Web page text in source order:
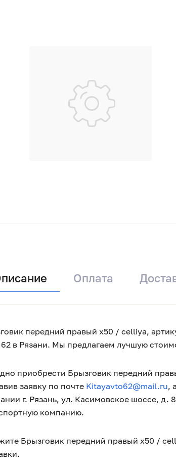
Оплата
передний правый x50 / celliya,
в Рязани. Мы предлагаем лучшую
приобрести Брызговик передний
заявку по почте Kitayavto62@mail.ru,
г. Рязань, ул. Касимовское шоссе,
компанию.
Брызговик передний правый x50 /